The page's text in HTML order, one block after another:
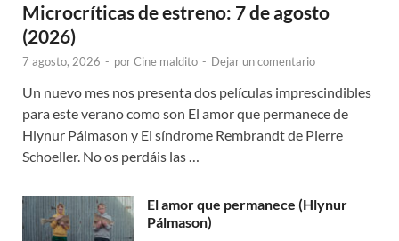
Microcríticas de estreno: 7 de agosto
(2026)
7 agosto, 2026 - porCine maldito - Dejar un comentario
Un nuevo mes nos presenta dos películas imprescindibles
para este verano como son El amor que permanece de
Hlynur Pálmason y El síndrome Rembrandt de Pierre
Schoeller. No os perdáis las …
El amor que permanece (Hlynur
Pálmason)